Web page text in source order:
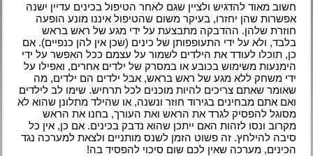
חשוב מאוד להדגיש ולציין שגם לאחר הטיפול בכינים עדיין ישנה
אפשרות שהן יחזרו, בעיקר משום שהטיפול איננו מונע הופעה
חוזרת שלהן. ההדבקה מתבצעת על ידי מגע של ראש בראש
בלבד, ולא על ידי התעופפותן של כינים (שכן אין להן כנפיים). אם
כן, תוכלו לעודד את הילדים לשמור על עצמם ככל האפשר על ידי
הימנעות משימוש בכובע או במסרק של ילדים אחרים, ואפילו על
ידי משחק ללא מגע של ראש בראש, אבל ילדים הם ילדים, מה
שאומר שאתם צריכים להיות מוכנים לכל תרחיש. שימו לב לילדים
ואם אתם מבחינים בגירוד חוזר ונשנה, או שהילד מתלונן שהוא לא
מסוגל להפסיק לגרד את הראש ואת העורך, בחנו את הראש
מקרוב ונסו לזהות האם ייתכן שהוא נדבק בכינים. אם כן, אין כל
סיבה להילחץ. זה פשוט הזמן לשנס מותניים ולצאת למערכה נגד
הכינים, מערכה שאין לכם שום סיכוי להפסיד בה!